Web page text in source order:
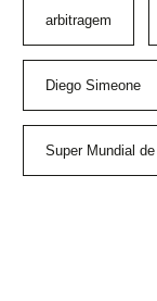
arbitragem
Diego Simeone
Super Mundial